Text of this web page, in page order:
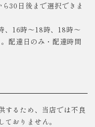
30日後まで選択できま
、16時～18時、18時～
配達日のみ・配達時間
するため、当店では不良
おりません。